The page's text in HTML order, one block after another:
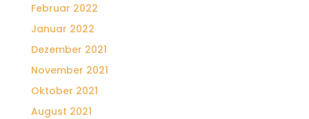
Februar 2022
Januar 2022
Dezember 2021
November 2021
Oktober 2021
August 2021